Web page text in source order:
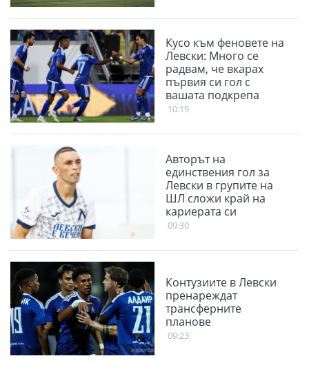
Кусо към феновете на
Левски: Много се
радвам, че вкарах
първия си гол с
вашата подкрепа
10:19
Авторът на
единствения гол за
Левски в групите на
ШЛ сложи край на
кариерата си
09:30
Контузиите в Левски
пренареждат
трансферните
планове
09:23